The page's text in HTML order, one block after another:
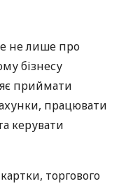
не лише про
бізнесу
приймати
працювати
керувати
торгового